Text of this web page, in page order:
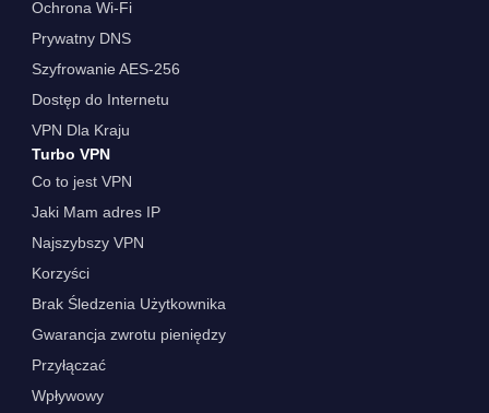
Ochrona Wi-Fi
Prywatny DNS
Szyfrowanie AES-256
Dostęp do Internetu
VPN Dla Kraju
Turbo VPN
Co to jest VPN
Jaki Mam adres IP
Najszybszy VPN
Korzyści
Brak Śledzenia Użytkownika
Gwarancja zwrotu pieniędzy
Przyłączać
Wpływowy